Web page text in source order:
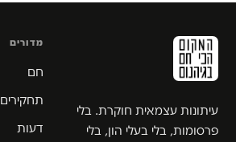
עיתונות עצמאית חוקרת. בלי
פרסומות, בלי בעלי הון, בלי
מדורים
חם
תחקירים
דעות